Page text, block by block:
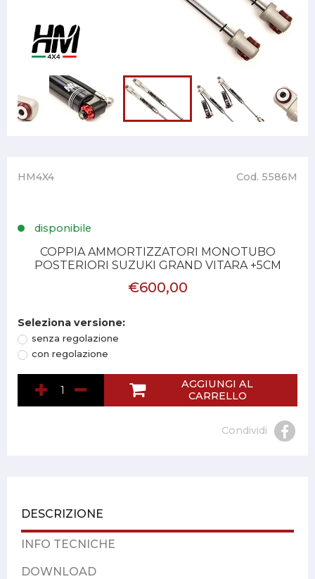
HM4X4 Cod. 5586M
disponibile
COPPIA AMMORTIZZATORI MONOTUBO
POSTERIORI SUZUKI GRAND VITARA +5CM
€600,00
Seleziona versione:
senza regolazione
con regolazione
AGGIUNGI AL
CARRELLO
Condividi
DESCRIZIONE
INFO TECNICHE
DOWNLOAD